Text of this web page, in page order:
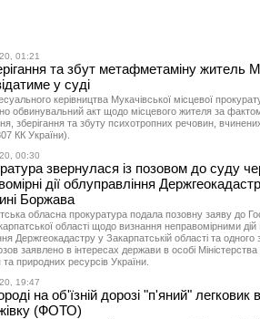
01:21
та збут метафметаміну житель
у суді
керівництва Мукачівської місцевої
обвинувальний акт щодо місцевого жителя за
зберігання та збуту психотропних речовин,
КК України).
00:30
звернулася із позовом до суду
дії облуправління
Боржава
обласна прокуратура подала позовну заяву до
області щодо визнання неправомірними дій
Держгеокадастру у Закарпатській області та одного
заявлено в інтересах держави в особі Міністерства
та природних ресурсів України.
19:47
на об'їзній дорозі "п'яний" легковик
(ФОТО)